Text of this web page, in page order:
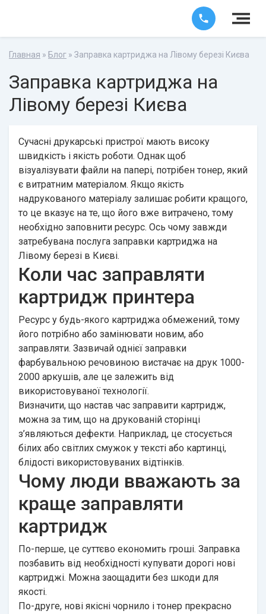
Главная » Блог » Заправка картриджа на Лівому березі Києва
Заправка картриджа на
Лівому березі Києва
Сучасні друкарські пристрої мають високу
швидкість і якість роботи. Однак щоб
візуалізувати файли на папері, потрібен тонер, який
є витратним матеріалом. Якщо якість
надрукованого матеріалу залишає робити кращого,
то це вказує на те, що його вже витрачено, тому
необхідно заповнити ресурс. Ось чому завжди
затребувана послуга заправки картриджа на
Лівому березі в Києві.
Коли час заправляти
картридж принтера
Ресурс у будь-якого картриджа обмежений, тому
його потрібно або замінювати новим, або
заправляти. Зазвичай однієї заправки
фарбувальною речовиною вистачає на друк 1000-
2000 аркушів, але це залежить від
використовуваної технології.
Визначити, що настав час заправити картридж,
можна за тим, що на друкованій сторінці
з’являються дефекти. Наприклад, це стосується
білих або світлих смужок у тексті або картинці,
блідості використовуваних відтінків.
Чому люди вважають за
краще заправляти
картридж
По-перше, це суттєво економить гроші. Заправка
позбавить від необхідності купувати дорогі нові
картриджі. Можна заощадити без шкоди для
якості.
По-друге, нові якісні чорнило і тонер прекрасно